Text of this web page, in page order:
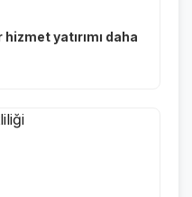
yatırımı daha